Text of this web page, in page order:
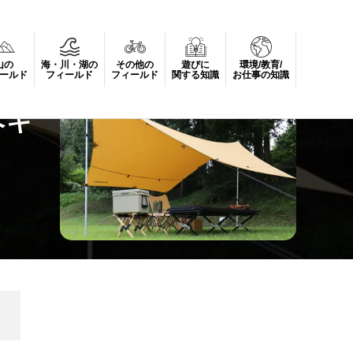
の
ルド
海・川・湖の
フィールド
その他の
フィールド
遊びに
関する知識
環境/教育/
お仕事の知識
TARP」が誕生
キ